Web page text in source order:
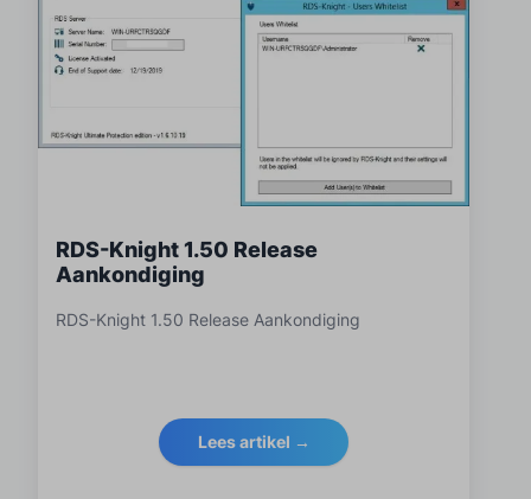
RDS-Knight 1.50 Release
Aankondiging
RDS-Knight 1.50 Release Aankondiging
Lees artikel →